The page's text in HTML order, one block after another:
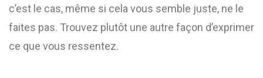
c’est le cas, même si cela vous semble juste, ne le
faites pas. Trouvez plutôt une autre façon d’exprimer
ce que vous ressentez.